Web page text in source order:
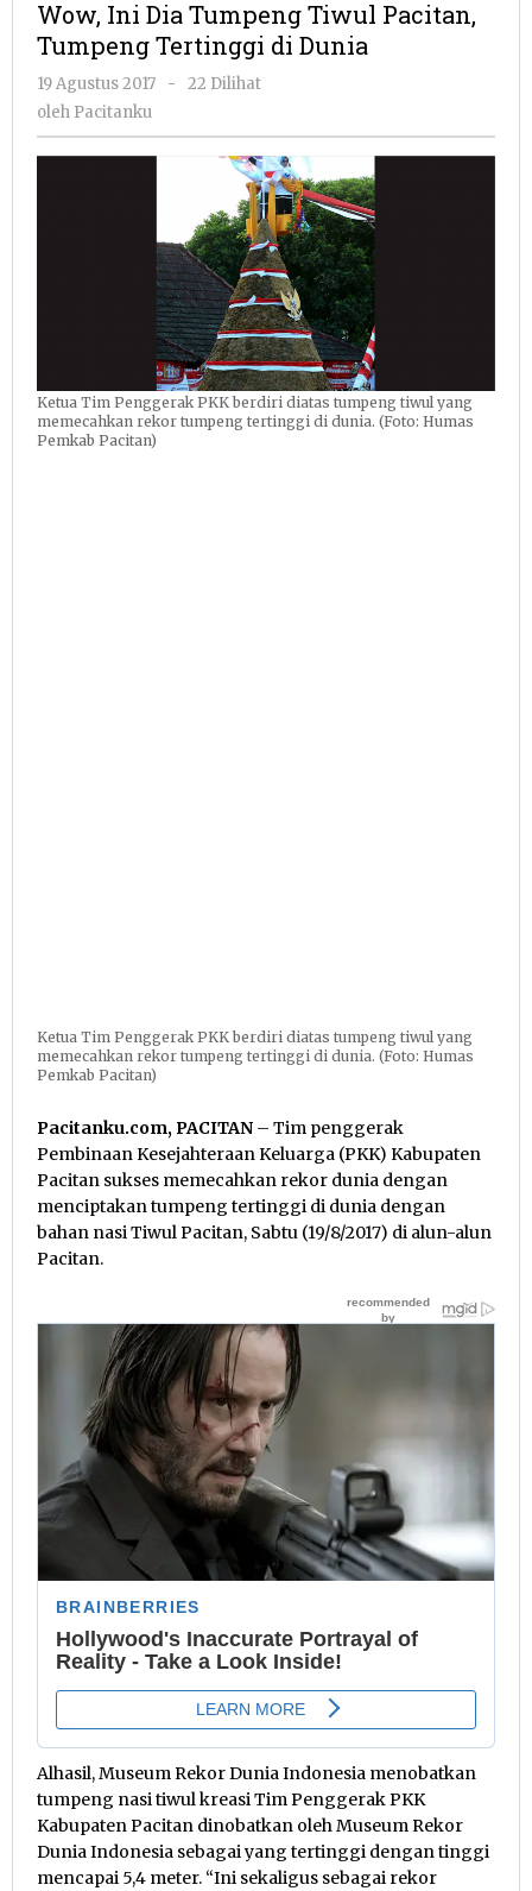
Tumpeng
Tiwul
Dunia
Wow, Ini Dia Tumpeng Tiwul Pacitan,
Tumpeng Tertinggi di Dunia
19 Agustus 2017
oleh
-
22 Dilihat
oleh Pacitanku
Ketua Tim Penggerak PKK berdiri diatas tumpeng tiwul yang
memecahkan rekor tumpeng tertinggi di dunia. (Foto: Humas
Pemkab Pacitan)
Ketua Tim Penggerak PKK berdiri diatas tumpeng tiwul yang
memecahkan rekor tumpeng tertinggi di dunia. (Foto: Humas
Pemkab Pacitan)
Pacitanku.com, PACITAN – Tim penggerak
Pembinaan Kesejahteraan Keluarga (PKK) Kabupaten
Pacitan sukses memecahkan rekor dunia dengan
menciptakan tumpeng tertinggi di dunia dengan
bahan nasi Tiwul Pacitan, Sabtu (19/8/2017) di alun-alun
Pacitan.
Alhasil, Museum Rekor Dunia Indonesia menobatkan
tumpeng nasi tiwul kreasi Tim Penggerak PKK
Kabupaten Pacitan dinobatkan oleh Museum Rekor
Dunia Indonesia sebagai yang tertinggi dengan tinggi
mencapai 5,4 meter. “Ini sekaligus sebagai rekor